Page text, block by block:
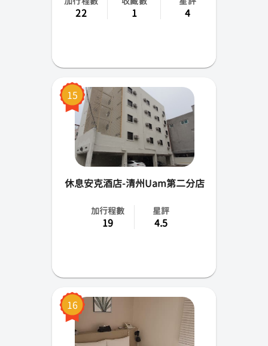
22 1 4
15
休息安克酒店-清州Uam第二分店
加行程數
19
星評
4.5
16